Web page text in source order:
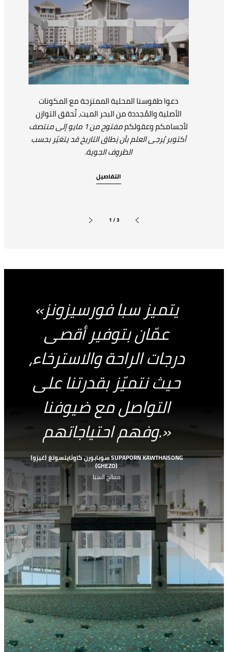
دعوا طقوسنا المحلية الممتزجة مع المكونات
الأصلية والمُجددة من البحر الميت، تُحقق التوازن
لأجسامكم وعقولكم
مفتوح من 1 مايو إلى منتصف
أكتوبر يُرجى العلم بأن نِطاق التاريخ قد يتغيّر بحسب
الظروف الجوية.
التفاصيل
1 / 3
يتميز سبا فورسيزونز
عمّان بتوفير أقصى
درجات الراحة والاسترخاء،
حيث نتميّز بقدرتنا على
التواصل مع ضيوفنا
وفهم احتياجاتهم.
سوبابورن كاوثايتسوتغ (غيزو) SUPAPORN KAWTHAISONG
(GHEZO)
معالج السبا